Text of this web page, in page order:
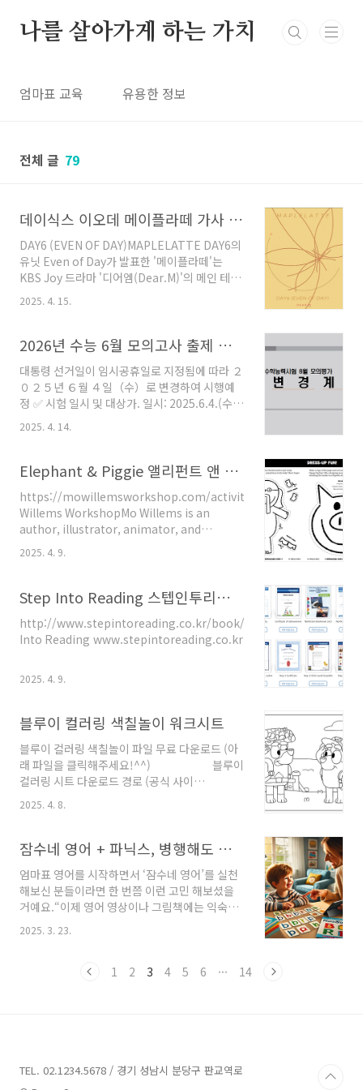
나를 살아가게 하는 가치
엄마표 교육 유용한 정보
전체 글 79
데이식스 이오데 메이플라떼 가사 해석 DAY6 (EVEN OF DAY) MAPLELATTE
DAY6 (EVEN OF DAY)MAPLELATTE DAY6의
유닛 Even of Day가 발표한 '메이플라떼'는
KBS Joy 드라마 '디어엠(Dear.M)'의 메인 테마
곡으로, 봄의 따뜻한 감성과 설레는 고백의 순간
을 담은 곡입니다. 이 곡은 사랑에 빠지는 순간의
현하며, 봄의 분위기와 잘 어울리는 사랑 노래로
Translation"Maple Latte" by DAY6 (Even
of Day)​In the gentle warmth of
spring,Your smile melts like maple
syrup.A sip of this sweet latte,And my
2025. 4. 15.
2026년 수능 6월 모의고사 출제 범위 및 배점 일정 안내
대통령 선거일이 임시공휴일로 지정됨에 따라 ２
０２５년 ６월 ４일（수）로 변경하여 시행예
정 ✅ 시험 일시 및 대상가. 일시: 2025.6.4.(수),
08:40~17:45 ※2025년 4월 8일(화) 국무회의
에서 대통령 선거일(임시 공휴일 지정)을 기존
2025년 6월 3일(화)로 결정함에 따라, 모의평가
의 안정적이고 원활한 진행을 위하여 시험 일자
를 2025년 6월 4일(수)로 변경하여 시행함. 나.
대상: 고등학교 3학년 재학생과 졸업생 또는 이와
동등한 자격이 있는 자 중에서 응시를 원하는 자
(2025년도 제1회 검정고시 접수자 포함) ※시험
장애, 중..
2025. 4. 14.
Elephant & Piggie 앨리펀트 앤 피기 워크지 독후활동 무료 다운로드
https://mowillemsworkshop.com/activities Mo
Willems WorkshopMo Willems is an
author, illustrator, animator, and
playwright. He was the inaugural
Kennedy Center Education Artist-in-
to collaborate in creating fun new stuff
involving classical music, opera, comedy
concerts, dancmowillemsworkshop.com
2025. 4. 9.
Step Into Reading 스텝인투리딩 워크지 독후활동 무료 다운로드
http://www.stepintoreading.co.kr/book/activities.asp Step
Into Reading www.stepintoreading.co.kr
2025. 4. 9.
블루이 컬러링 색칠놀이 워크시트
블루이 컬러링 색칠놀이 파일 무료 다운로드 (아
래 파일을 클릭해주세요!^^) 블루이
컬러링 시트 다운로드 경로 (공식 사이
friends-colouring-sheets/ Bluey friends
WebsiteCrayons at the ready! Add some
colour to these new colouring sheets
featuring Bluey playing with her
friends.www.bluey.tv
2025. 4. 8.
잠수네 영어 + 파닉스, 병행해도 될까?
엄마표 영어를 시작하면서 ‘잠수네 영어’를 실천
해보신 분들이라면 한 번쯤 이런 고민 해보셨을
거예요.“이제 영어 영상이나 그림책에는 익숙한
데, 파닉스는 언제부터 시작해야 하지?”또는“파
닉스 시작하면 잠수네 영어 흐름이 깨지는 거 아
병행할 수 있는 시기와 방법, 그리고 리딩북과의
따라오는 흐름을 믿고 기다리는 교육법.파닉스
(Phonics): 알파벳 소리와 철자 규칙을 익혀 단
2025. 3. 23.
1 2 3 4 5 6 ··· 14
TEL. 02.1234.5678 / 경기 성남시 분당구 판교역로